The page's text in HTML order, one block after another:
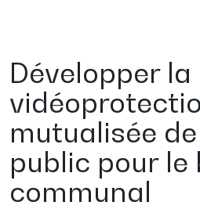
Développer la
mutualisée de
public pour le
communal